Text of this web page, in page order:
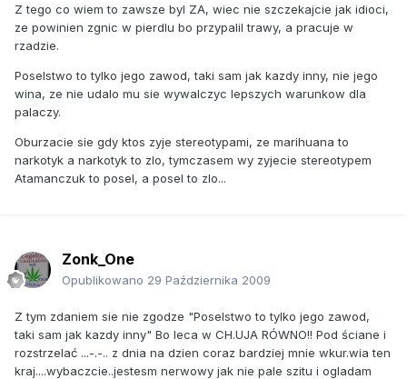
Z tego co wiem to zawsze byl ZA, wiec nie szczekajcie jak idioci,
ze powinien zgnic w pierdlu bo przypalil trawy, a pracuje w
rzadzie.
Poselstwo to tylko jego zawod, taki sam jak kazdy inny, nie jego
wina, ze nie udalo mu sie wywalczyc lepszych warunkow dla
palaczy.
Oburzacie sie gdy ktos zyje stereotypami, ze marihuana to
narkotyk a narkotyk to zlo, tymczasem wy zyjecie stereotypem
Atamanczuk to posel, a posel to zlo...
Zonk_One
Opublikowano 29 Października 2009
Z tym zdaniem sie nie zgodze "Poselstwo to tylko jego zawod,
taki sam jak kazdy inny" Bo leca w CH.UJA RÓWNO!! Pod ściane i
rozstrzelać ...-.-.. z dnia na dzien coraz bardziej mnie wkur.wia ten
kraj....wybaczcie..jestesm nerwowy jak nie pale szitu i ogladam